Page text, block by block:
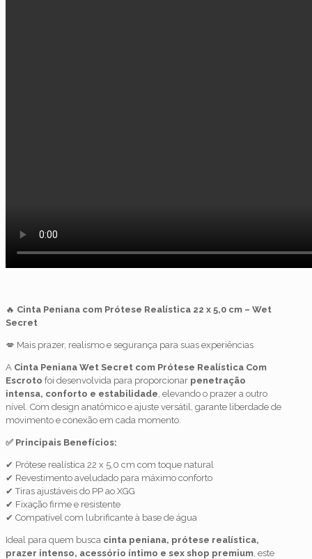
🔥 Cinta Peniana com Prótese Realística 22 x 5,0 cm – Wet
Secret
💋 Mais prazer, realismo e segurança para suas experiências
A Cinta Peniana Wet Secret com Prótese Realística Com
Escroto foi desenvolvida para proporcionar penetração
intensa, conforto e estabilidade , elevando o prazer a outro
nível. Com design anatômico e ajuste versátil, garante liberdade de
movimento e conexão em cada momento.
✅ Principais Benefícios:
✔ Prótese realística 22 x 5,0 cm com toque natural
✔ Revestimento aveludado para máximo conforto
✔ Tiras ajustáveis do PP ao XGG
✔ Fixação firme e resistente
✔ Compatível com lubrificante à base de água
Ideal para quem busca cinta peniana, prótese realística,
prazer intenso, acessório íntimo e sex shop premium , este